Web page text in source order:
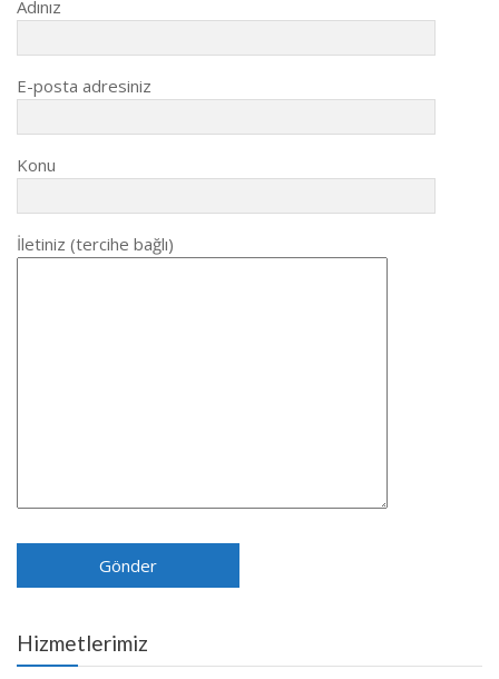
Adınız
E-posta adresiniz
Konu
İletiniz (tercihe bağlı)
Hizmetlerimiz